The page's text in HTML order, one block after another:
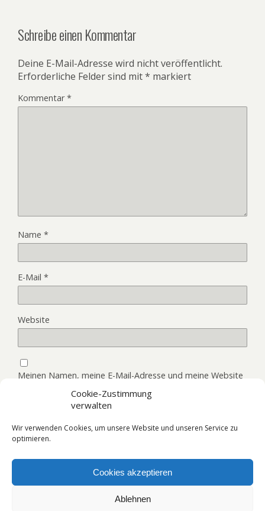
Cookie-Zustimmung
verwalten
Wir verwenden Cookies, um unsere Website und unseren Service zu
optimieren.
Cookies akzeptieren
Ablehnen
Schreibe einen Kommentar
Deine E-Mail-Adresse wird nicht veröffentlicht.
Erforderliche Felder sind mit* markiert
Kommentar*
Name *
E-Mail *
Website
Meinen Namen, meine E-Mail-Adresse und meine Website
Zum Seitenanfang